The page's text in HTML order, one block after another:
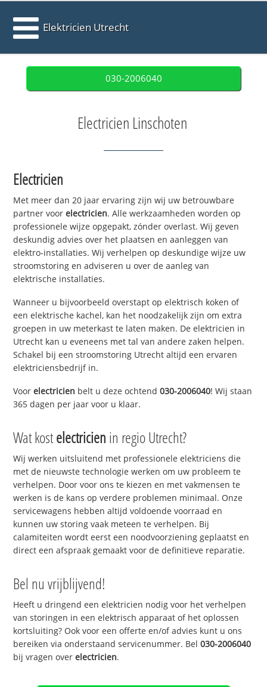
Elektricien Utrecht
030-2006040
Electricien Linschoten
Electricien
Met meer dan 20 jaar ervaring zijn wij uw betrouwbare
partner voorelectricien. Alle werkzaamheden worden op
professionele wijze opgepakt, zónder overlast. Wij geven
deskundig advies over het plaatsen en aanleggen van
elektro-installaties. Wij verhelpen op deskundige wijze uw
stroomstoring en adviseren u over de aanleg van
elektrische installaties.
Wanneer u bijvoorbeeld overstapt op elektrisch koken of
een elektrische kachel, kan het noodzakelijk zijn om extra
groepen in uw meterkast te laten maken. De elektricien in
Utrecht kan u eveneens met tal van andere zaken helpen.
Schakel bij een stroomstoring Utrecht altijd een ervaren
elektriciensbedrijf in.
Voorelectricien belt u deze ochtend030-2006040! Wij staan
365 dagen per jaar voor u klaar.
Wat kostelectricien in regio Utrecht?
Wij werken uitsluitend met professionele elektriciens die
met de nieuwste technologie werken om uw probleem te
verhelpen. Door voor ons te kiezen en met vakmensen te
werken is de kans op verdere problemen minimaal. Onze
servicewagens hebben altijd voldoende voorraad en
kunnen uw storing vaak meteen te verhelpen. Bij
calamiteiten wordt eerst een noodvoorziening geplaatst en
direct een afspraak gemaakt voor de definitieve reparatie.
Bel nu vrijblijvend!
Heeft u dringend een elektricien nodig voor het verhelpen
van storingen in een elektrisch apparaat of het oplossen
kortsluiting? Ook voor een offerte en/of advies kunt u ons
bereiken via onderstaand servicenummer. Bel030-2006040
bij vragen overelectricien.